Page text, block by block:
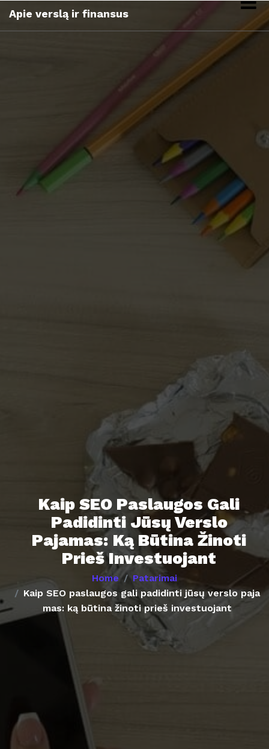
SkipApie verslą ir finansus
Kaip SEO Paslaugos Gali
Padidinti Jūsų Verslo
Pajamas: Ką Būtina Žinoti
Prieš Investuojant
Home
Patarimai
Kaip SEO paslaugos gali padidinti jūsų verslo paja
mas: ką būtina žinoti prieš investuojant